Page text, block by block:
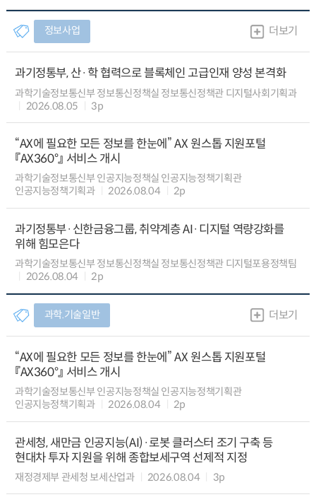
정보사업 더보기
과기정통부, 산·학 협력으로 블록체인 고급인재 양성 본격화
과학기술정보통신부 정보통신정책실 정보통신정책관 디지털사회기획과
2026.08.05
3p
“AX에 필요한 모든 정보를 한눈에” AX 원스톱 지원포털
『AX360°』 서비스 개시
과학기술정보통신부 인공지능정책실 인공지능정책기획관
인공지능정책기획과
2026.08.04 2p
과기정통부·신한금융그룹, 취약계층 AI·디지털 역량강화를
위해 힘모은다
과학기술정보통신부 정보통신정책실 정보통신정책관 디지털포용정책팀
2026.08.04
2p
과학.기술일반 더보기
“AX에 필요한 모든 정보를 한눈에” AX 원스톱 지원포털
『AX360°』 서비스 개시
과학기술정보통신부 인공지능정책실 인공지능정책기획관
인공지능정책기획과
2026.08.04 2p
관세청, 새만금 인공지능(AI)·로봇 클러스터 조기 구축 등
현대차 투자 지원을 위해 종합보세구역 선제적 지정
재정경제부 관세청 보세산업과 2026.08.04 3p